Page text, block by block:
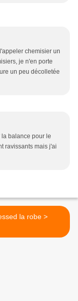
chemisier un
je n'en porte
un peu décolletée
balance pour le
ravissants mais j'ai
Dressed la robe >